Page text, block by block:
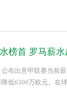
榜首 罗马薪
布出意甲联赛当前
低6300万欧元。在